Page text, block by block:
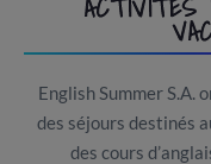
English Summer S.A.
des séjours destinés
des cours